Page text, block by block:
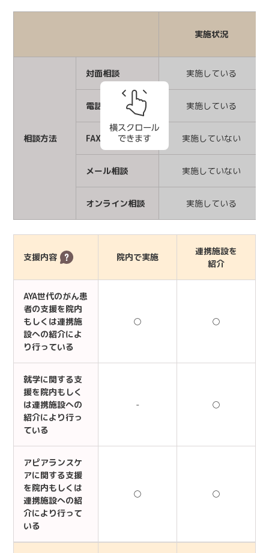
実施状況
相談方法
対面相談 実施している
電話相談 実施している
FAX相談 実施していない
メール相談 実施していない
オンライン相談 実施している
支援内容 院内で実施
連携施設を
紹介
AYA世代のがん患
者の支援を院内
もしくは連携施
設への紹介によ
り行っている
○ ○
就学に関する支
援を院内もしく
は連携施設への
紹介により行っ
ている
- ○
アピアランスケ
アに関する支援
を院内もしくは
連携施設への紹
介により行って
いる
○ ○